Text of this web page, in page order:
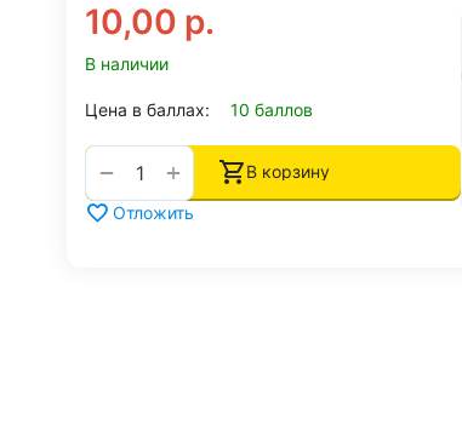
10,00 р.
В наличии
Цена в баллах: 10 баллов
+
−
В корзину
Отложить